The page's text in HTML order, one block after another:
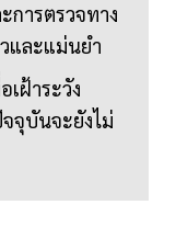
การตรวจทาง
และแม่นยำ
ฝ้าระวัง
จุบันจะยังไม่